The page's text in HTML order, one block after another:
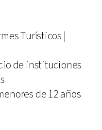
Turísticos |
de instituciones
de 12 años